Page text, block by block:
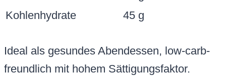
Kohlenhydrate
45 g
Ideal als gesundes Abendessen, low-carb-
freundlich mit hohem Sättigungsfaktor.